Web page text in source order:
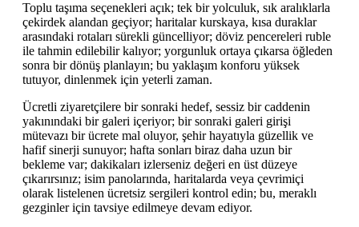
Toplu taşıma seçenekleri açık; tek bir yolculuk, sık aralıklarla
çekirdek alandan geçiyor; haritalar kurskaya, kısa duraklar
arasındaki rotaları sürekli güncelliyor; döviz pencereleri ruble
ile tahmin edilebilir kalıyor; yorgunluk ortaya çıkarsa öğleden
sonra bir dönüş planlayın; bu yaklaşım konforu yüksek
tutuyor, dinlenmek için yeterli zaman.
Ücretli ziyaretçilere bir sonraki hedef, sessiz bir caddenin
yakınındaki bir galeri içeriyor; bir sonraki galeri girişi
mütevazı bir ücrete mal oluyor, şehir hayatıyla güzellik ve
hafif sinerji sunuyor; hafta sonları biraz daha uzun bir
bekleme var; dakikaları izlerseniz değeri en üst düzeye
çıkarırsınız; isim panolarında, haritalarda veya çevrimiçi
olarak listelenen ücretsiz sergileri kontrol edin; bu, meraklı
gezginler için tavsiye edilmeye devam ediyor.